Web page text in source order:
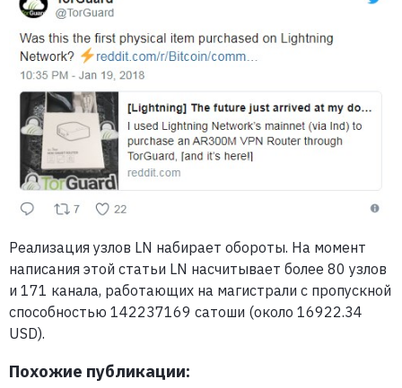
Реализация узлов LN набирает обороты. На момент
написания этой статьи LN насчитывает более 80 узлов
и 171 канала, работающих на магистрали с пропускной
способностью 142237169 сатоши (около 16922.34
USD).
Похожие публикации: